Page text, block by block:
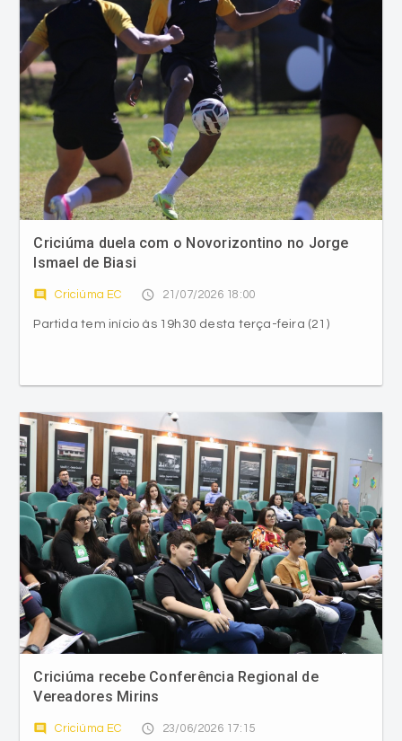
Criciúma duela com o Novorizontino no Jorge
Ismael de Biasi
comment Criciúma EC access_time 21/07/2026 18:00
Partida tem início às 19h30 desta terça-feira (21)
Criciúma recebe Conferência Regional de
Vereadores Mirins
comment Criciúma EC access_time 23/06/2026 17:15